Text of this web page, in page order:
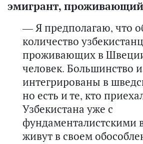
эмигрант,
— Я предполагаю, что
количество
проживающих в
человек. Большинство
интегрированы в
но есть и те, кто
Узбекистана уже с
фундаменталистскими
живут в своем